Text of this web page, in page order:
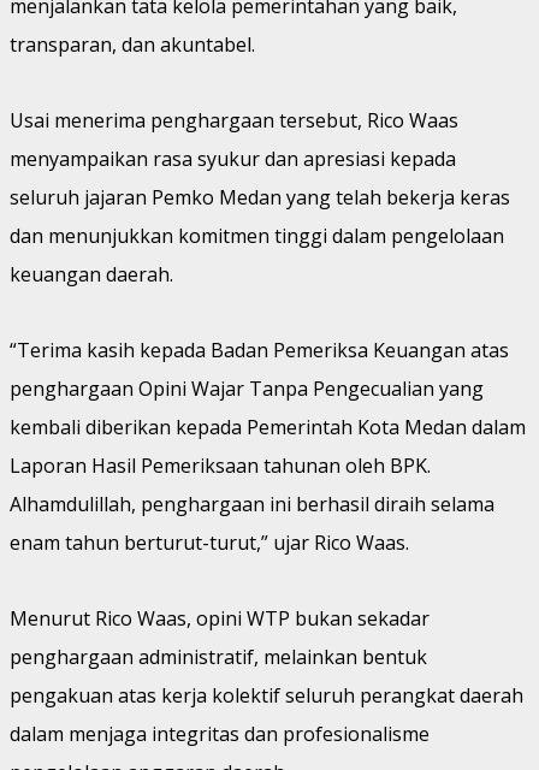
menjalankan tata kelola pemerintahan yang baik,
transparan, dan akuntabel.
Usai menerima penghargaan tersebut, Rico Waas
menyampaikan rasa syukur dan apresiasi kepada
seluruh jajaran Pemko Medan yang telah bekerja keras
dan menunjukkan komitmen tinggi dalam pengelolaan
keuangan daerah.
“Terima kasih kepada Badan Pemeriksa Keuangan atas
penghargaan Opini Wajar Tanpa Pengecualian yang
kembali diberikan kepada Pemerintah Kota Medan dalam
Laporan Hasil Pemeriksaan tahunan oleh BPK.
Alhamdulillah, penghargaan ini berhasil diraih selama
enam tahun berturut-turut,” ujar Rico Waas.
Menurut Rico Waas, opini WTP bukan sekadar
penghargaan administratif, melainkan bentuk
pengakuan atas kerja kolektif seluruh perangkat daerah
dalam menjaga integritas dan profesionalisme